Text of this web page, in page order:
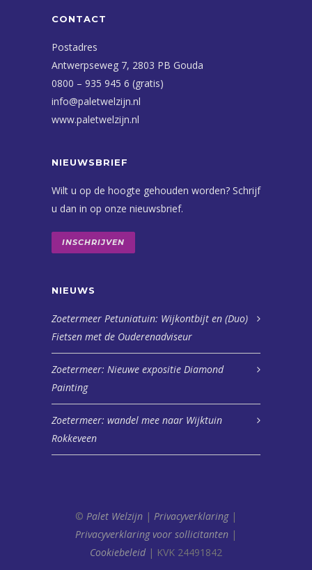
CONTACT
Postadres
Antwerpseweg 7, 2803 PB Gouda
0800 – 935 945 6 (gratis)
info@paletwelzijn.nl
www.paletwelzijn.nl
NIEUWSBRIEF
Wilt u op de hoogte gehouden worden? Schrijf
u dan in op onze nieuwsbrief.
INSCHRIJVEN
NIEUWS
Zoetermeer Petuniatuin: Wijkontbijt en (Duo)
Fietsen met de Ouderenadviseur
Zoetermeer: Nieuwe expositie Diamond
Painting
Zoetermeer: wandel mee naar Wijktuin
Rokkeveen
© Palet Welzijn | Privacyverklaring|
Privacyverklaring voor sollicitanten |
Cookiebeleid| KVK 24491842